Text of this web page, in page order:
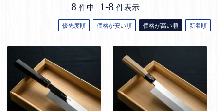
優先度順 価格が安い順 価格が高い順 新着順
8 件中 1-8 件表示